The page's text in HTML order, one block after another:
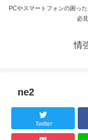
PCやスマートフォンの困っ
必
情
ne2
Twitter